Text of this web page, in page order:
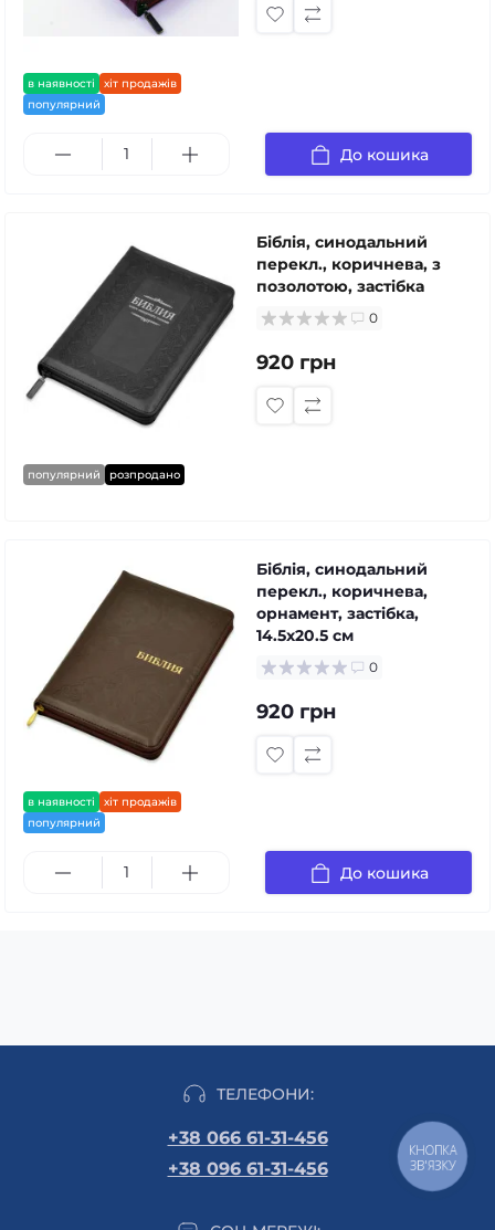
в наявності
хіт продажів
популярний
До кошика
популярний розпродано
Біблія, синодальний
перекл., коричнева, з
позолотою, застібка
0
920 грн
в наявності
хіт продажів
популярний
Біблія, синодальний
перекл., коричнева,
орнамент, застібка,
14.5x20.5 см
0
920 грн
До кошика
ТЕЛЕФОНИ:
+38 066 61-31-456
+38 096 61-31-456
КНОПКА
ЗВ'ЯЗКУ